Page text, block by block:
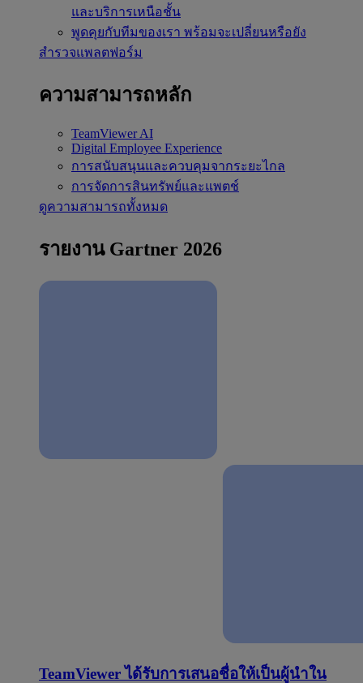
และบริการเหนือชั้น
พูดคุยกับทีมของเรา พร้อมจะเปลี่ยนหรือยัง
สำรวจแพลตฟอร์ม
ความสามารถหลัก
TeamViewer AI
Digital Employee Experience
การสนับสนุนและควบคุมจากระยะไกล
การจัดการสินทรัพย์และแพตช์
ดูความสามารถทั้งหมด
รายงาน Gartner 2026
TeamViewer ได้รับการเสนอชื่อให้เป็นผู้นำใน